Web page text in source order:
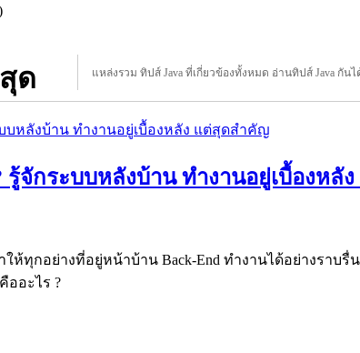
ด แหล่งรวม ทิปส์ Java ที่เกี่ยวข้องทั้งหมด อ่านทิปส์ Java กัน
รู้จักระบบหลังบ้าน ทำงานอยู่เบื้องหลั
ให้ทุกอย่างที่อยู่หน้าบ้าน Back-End ทำงานได้อย่างราบ
ออะไร ?